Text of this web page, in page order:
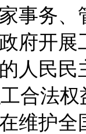
事务
府开
人民
合法
维护